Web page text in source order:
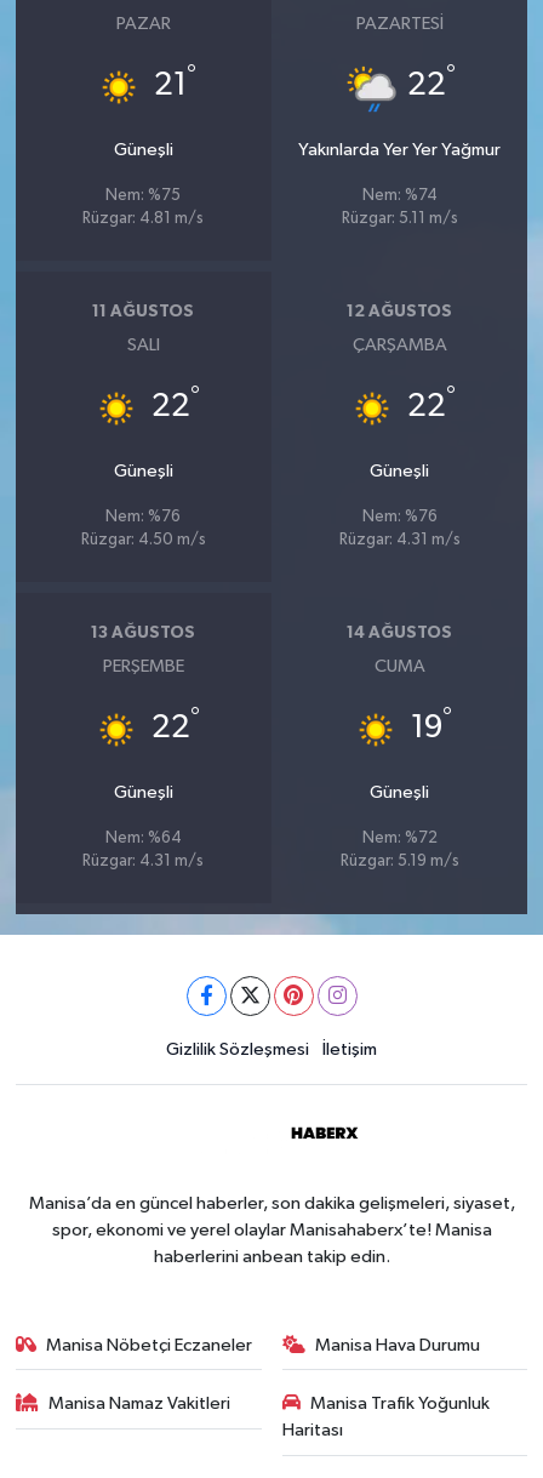
PAZAR
21 °
Güneşli
Nem: %75
Rüzgar: 4.81 m/s
PAZARTESI
22°
Yakınlarda Yer Yer Yağmur
Nem: %74
Rüzgar: 5.11 m/s
11 AĞUSTOS
SALI
22°
Güneşli
Nem: %76
Rüzgar: 4.50 m/s
12 AĞUSTOS
ÇARŞAMBA
22°
Güneşli
Nem: %76
Rüzgar: 4.31 m/s
13 AĞUSTOS
PERŞEMBE
22°
Güneşli
Nem: %64
Rüzgar: 4.31 m/s
14 AĞUSTOS
CUMA
19°
Güneşli
Nem: %72
Rüzgar: 5.19 m/s
Gizlilik Sözleşmesi İletişim
Manisa’da en güncel haberler, son dakika gelişmeleri, siyaset,
spor, ekonomi ve yerel olaylar Manisahaberx’te! Manisa
haberlerini anbean takip edin.
Manisa Nöbetçi Eczaneler Manisa Hava Durumu
Manisa Namaz Vakitleri
Manisa Trafik Yoğunluk
Haritası